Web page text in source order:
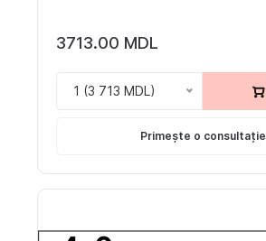
3713.00 MDL
1 (3 713 MDL)
Primește o consultație